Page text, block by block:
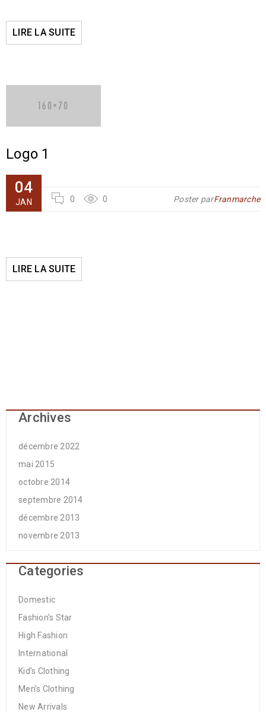
LIRE LA SUITE
Logo 1
04
JAN 0 0 Poster parFranmarche
LIRE LA SUITE
Archives
décembre 2022
mai 2015
octobre 2014
septembre 2014
décembre 2013
novembre 2013
Categories
Domestic
Fashion's Star
High Fashion
International
Kid’s Clothing
Men’s Clothing
New Arrivals